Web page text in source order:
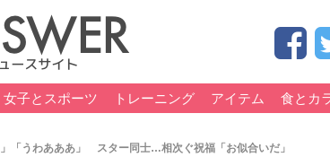
女子とスポーツ トレーニング アイテム 食とカ
「うわあああ」 スター同士…相次ぐ祝福「お似合いだ」